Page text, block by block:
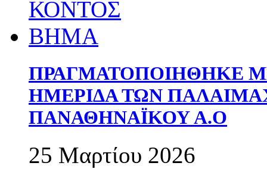
ΠΡΑΓΜΑΤΟΠΟΙΗΘΗΚΕ
ΗΜΕΡΙΔΑ ΤΩΝ
ΠΑΝΑΘΗΝΑΪΚΟΥ Α.Ο
25 Μαρτίου 2026